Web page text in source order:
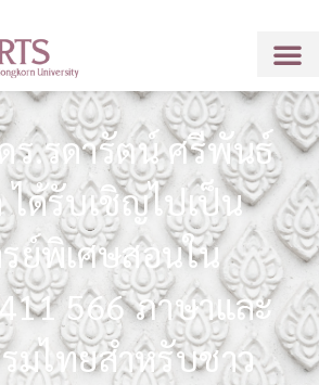
ร.รดารัตน์ ศรีพันธ์
ได้รับเชิญไปเป็น
ย์พิเศษสอนใน
566 ภาษาและ
มไทยสำหรับชาว